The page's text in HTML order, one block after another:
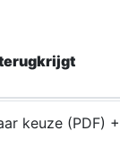
keuze (PDF)